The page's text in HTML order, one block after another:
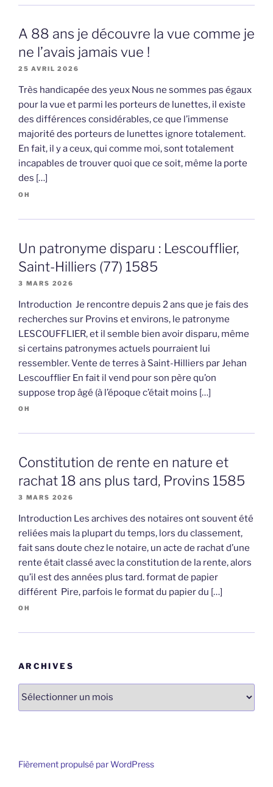
A 88 ans je découvre la vue comme je
ne l’avais jamais vue !
25 AVRIL 2026
Très handicapée des yeux Nous ne sommes pas égaux
pour la vue et parmi les porteurs de lunettes, il existe
des différences considérables, ce que l’immense
majorité des porteurs de lunettes ignore totalement.
En fait, il y a ceux, qui comme moi, sont totalement
incapables de trouver quoi que ce soit, même la porte
des […]
OH
Un patronyme disparu : Lescoufflier,
Saint-Hilliers (77) 1585
3 MARS 2026
Introduction Je rencontre depuis 2 ans que je fais des
recherches sur Provins et environs, le patronyme
LESCOUFFLIER, et il semble bien avoir disparu, même
si certains patronymes actuels pourraient lui
ressembler. Vente de terres à Saint-Hilliers par Jehan
Lescoufflier En fait il vend pour son père qu’on
suppose trop âgé (à l’époque c’était moins […]
OH
Constitution de rente en nature et
rachat 18 ans plus tard, Provins 1585
3 MARS 2026
Introduction Les archives des notaires ont souvent été
reliées mais la plupart du temps, lors du classement,
fait sans doute chez le notaire, un acte de rachat d’une
rente était classé avec la constitution de la rente, alors
qu’il est des années plus tard. format de papier
différent Pire, parfois le format du papier du […]
OH
ARCHIVES
Archives
Fièrement propulsé par WordPress